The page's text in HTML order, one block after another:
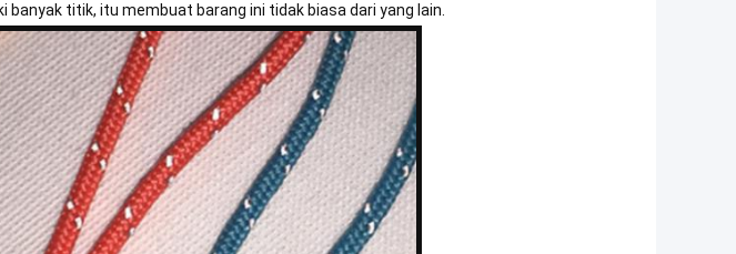
banyak titik, itu membuat barang ini tidak biasa dari yang lain.